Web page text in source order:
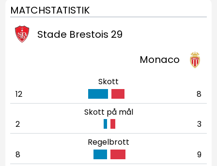
MATCHSTATISTIK
Stade Brestois 29
Monaco
Skott
12
8
Skott på mål
2
3
Regelbrott
8
9